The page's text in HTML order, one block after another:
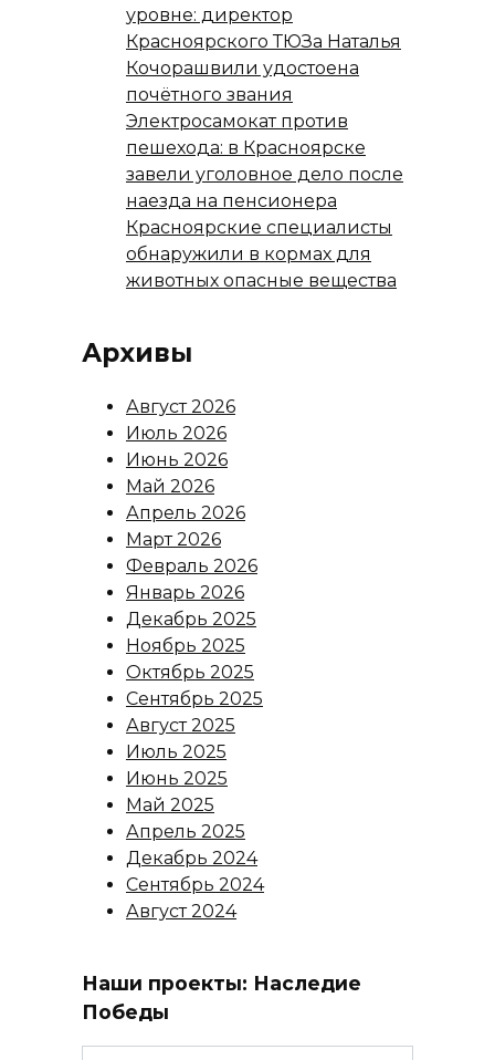
уровне: директор
Красноярского ТЮЗа Наталья
Кочорашвили удостоена
почётного звания
Электросамокат против
пешехода: в Красноярске
завели уголовное дело после
наезда на пенсионера
Красноярские специалисты
обнаружили в кормах для
животных опасные вещества
Архивы
Август 2026
Июль 2026
Июнь 2026
Май 2026
Апрель 2026
Март 2026
Февраль 2026
Январь 2026
Декабрь 2025
Ноябрь 2025
Октябрь 2025
Сентябрь 2025
Август 2025
Июль 2025
Июнь 2025
Май 2025
Апрель 2025
Декабрь 2024
Сентябрь 2024
Август 2024
Наши проекты: Наследие
Победы